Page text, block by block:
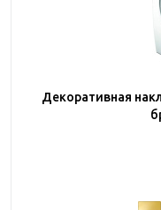
Декоративная